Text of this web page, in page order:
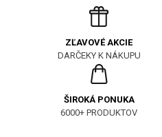
ZĽAVOVÉ AKCIE
DARČEKY K NÁKUPU
ŠIROKÁ PONUKA
6000+ PRODUKTOV